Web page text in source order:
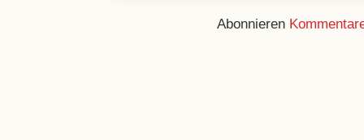
Abonnieren